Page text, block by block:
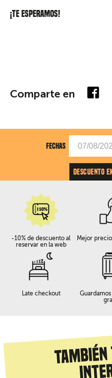
¡Te esperamos!
Comparte en
FECHAS
DESCUENTO
-10% de descuento al
reservar en la web
Mejor
Late checkout